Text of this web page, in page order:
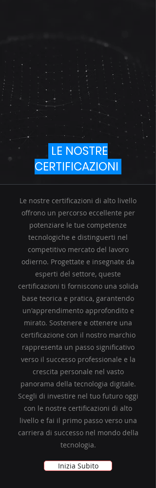
LE NOSTRE
CERTIFICAZIONI
Le nostre certificazioni di alto livello
offrono un percorso eccellente per
potenziare le tue competenze
tecnologiche e distinguerti nel
competitivo mercato del lavoro
odierno. Progettate e insegnate da
esperti del settore, queste
certificazioni ti forniscono una solida
base teorica e pratica, garantendo
un'apprendimento approfondito e
mirato. Sostenere e ottenere una
certificazione con il nostro marchio
rappresenta un passo significativo
verso il successo professionale e la
crescita personale nel vasto
panorama della tecnologia digitale.
Scegli di investire nel tuo futuro oggi
con le nostre certificazioni di alto
livello e fai il primo passo verso una
carriera di successo nel mondo della
tecnologia.
Inizia Subito